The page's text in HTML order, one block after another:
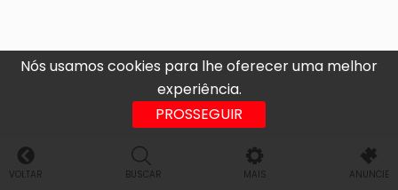
Nós usamos cookies para lhe oferecer uma melhor
experiência.
PROSSEGUIR
VOLTAR BUSCAR MAIS ANUNCIE